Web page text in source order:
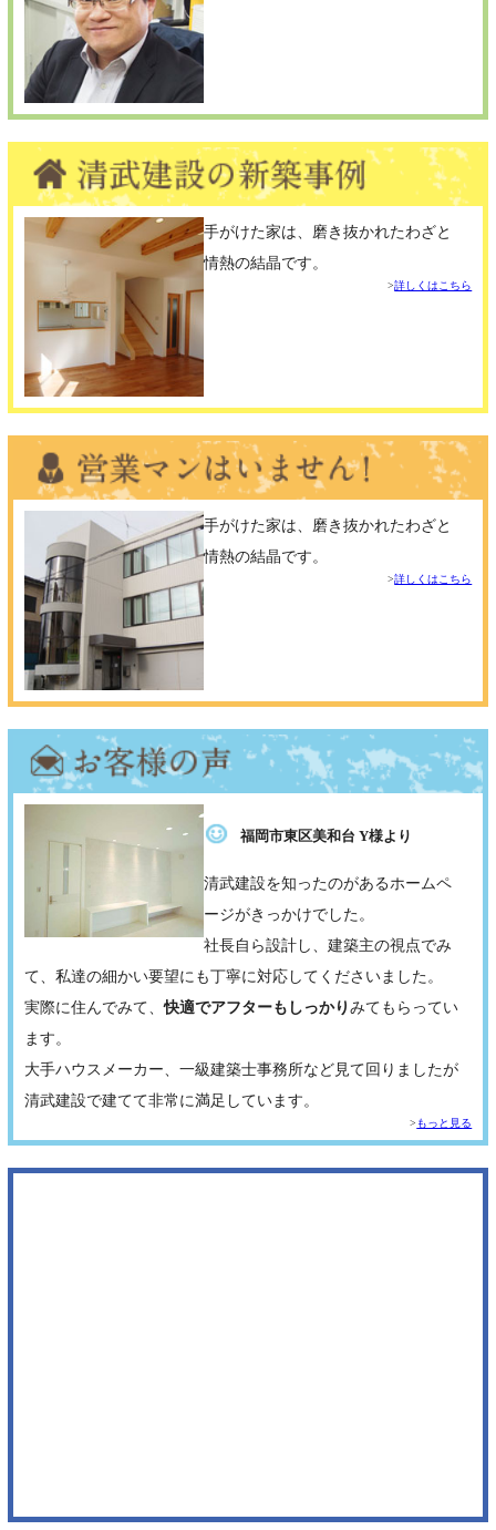
手がけた家は、磨き抜かれたわざと
情熱の結晶です。
詳しくはこちら
手がけた家は、磨き抜かれたわざと
情熱の結晶です。
詳しくはこちら
福岡市東区美和台 Y様より
清武建設を知ったのがあるホームペ
ージがきっかけでした。
社長自ら設計し、建築主の視点でみ
て、私達の細かい要望にも丁寧に対応してくださいました。
実際に住んでみて、快適でアフターもしっかり みてもらってい
ます。
大手ハウスメーカー、一級建築士事務所など見て回りましたが
清武建設で建てて非常に満足しています。
もっと見る